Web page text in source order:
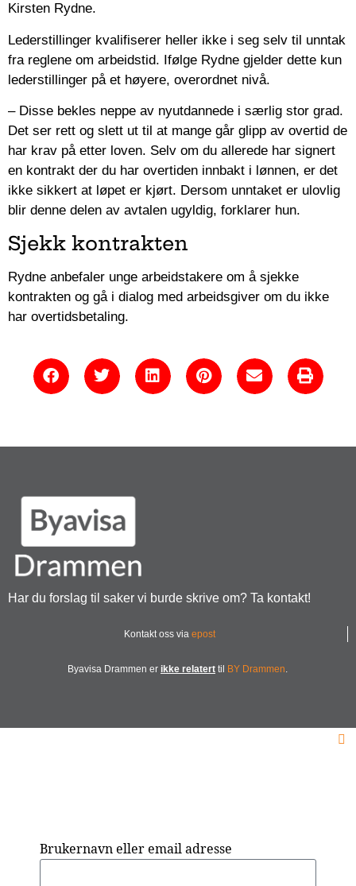
Kirsten Rydne.
Lederstillinger kvalifiserer heller ikke i seg selv til unntak
fra reglene om arbeidstid. Ifølge Rydne gjelder dette kun
lederstillinger på et høyere, overordnet nivå.
– Disse bekles neppe av nyutdannede i særlig stor grad.
Det ser rett og slett ut til at mange går glipp av overtid de
har krav på etter loven. Selv om du allerede har signert
en kontrakt der du har overtiden innbakt i lønnen, er det
ikke sikkert at løpet er kjørt. Dersom unntaket er ulovlig
blir denne delen av avtalen ugyldig, forklarer hun.
Sjekk kontrakten
Rydne anbefaler unge arbeidstakere om å sjekke
kontrakten og gå i dialog med arbeidsgiver om du ikke
har overtidsbetaling.
Har du forslag til saker vi burde skrive om? Ta kontakt!
Kontakt oss via epost
Byavisa Drammen er ikke relatert til BY Drammen.
Brukernavn eller email adresse